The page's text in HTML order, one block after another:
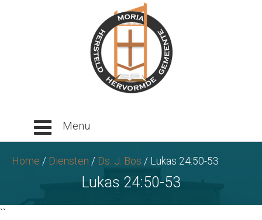
Home / Diensten / Ds. J. Bos / Lukas 24:50-53
Lukas 24:50-53
``